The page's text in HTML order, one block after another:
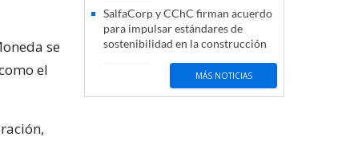
se
el
SalfaCorp y CChC firman acuerdo
para impulsar estándares de
sostenibilidad en la construcción
MÁS NOTICIAS